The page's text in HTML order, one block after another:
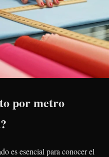
por metro
es esencial para conocer el